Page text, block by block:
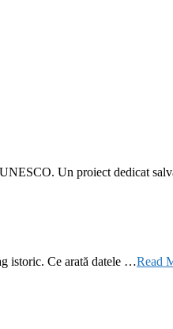
Un proiect dedicat
istoric. Ce arată datele …Read